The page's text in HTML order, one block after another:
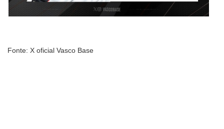
Fonte: X oficial Vasco Base